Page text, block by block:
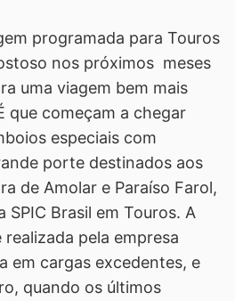
programada para Touros
nos próximos meses
uma viagem bem mais
que começam a chegar
especiais com
porte destinados aos
de Amolar e Paraíso Farol,
SPIC Brasil em Touros. A
pela empresa
em cargas excedentes, e
quando os últimos